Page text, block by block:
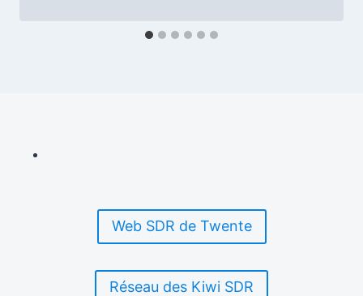
Web SDR de Twente
Réseau des Kiwi SDR